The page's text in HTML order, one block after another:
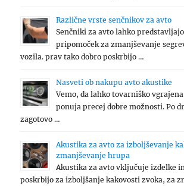
Različne vrste senčnikov za avto
Senčniki za avto lahko
pripomoček za zmanjševanje
vozila. prav tako dobro poskrbijo …
Nasveti ob nakupu avto akustike
Vemo, da lahko tovarniško
ponuja precej dobre možnosti. Po
zagotovo …
Akustika za avto za izboljševanje
zmanjševanje hrupa
Akustika za avto vključuje izdelke
poskrbijo za izboljšanje kakovosti zvoka, za